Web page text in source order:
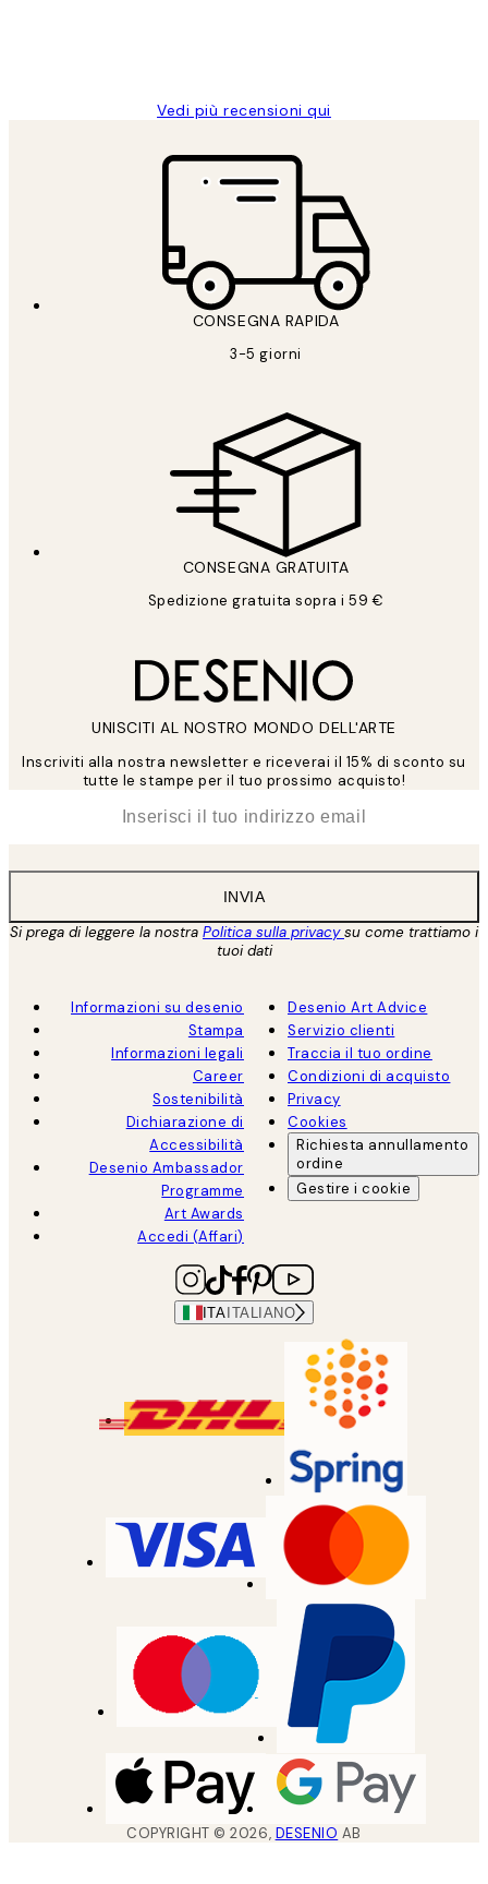
Vedi più recensioni qui
CONSEGNA RAPIDA
3-5 giorni
CONSEGNA GRATUITA
Spedizione gratuita sopra i 59 €
UNISCITI AL NOSTRO MONDO DELL'ARTE
Inscriviti alla nostra newsletter e riceverai il 15% di sconto su
tutte le stampe per il tuo prossimo acquisto!
INVIA
Si prega di leggere la nostra Politica sulla privacysu come trattiamo i
tuoi dati
Informazioni su desenio
Stampa
Informazioni legali
Career
Sostenibilità
Dichiarazione di
Accessibilità
Desenio Ambassador
Programme
Art Awards
Accedi (Affari)
Desenio Art Advice
Servizio clienti
Traccia il tuo ordine
Condizioni di acquisto
Privacy
Cookies
Richiesta annullamento
ordine
Gestire i cookie
ITA ITALIANO
COPYRIGHT ©2026, DESENIO AB